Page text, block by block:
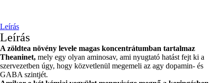
Leírás
Leírás
A zöldtea növény levele magas koncentrátumban tartalmaz
Theaninet, mely egy olyan aminosav, ami nyugtató hatást fejt ki a
szervezetben úgy, hogy közvetlenül megemeli az agy dopamin- és
GABA szintjét.